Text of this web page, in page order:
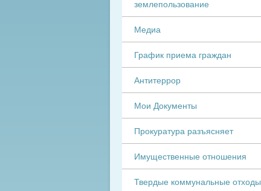
землепользование
Медиа
График приема граждан
Антитеррор
Мои Документы
Прокуратура разъясняет
Имущественные отношения
Твердые коммунальные отходы